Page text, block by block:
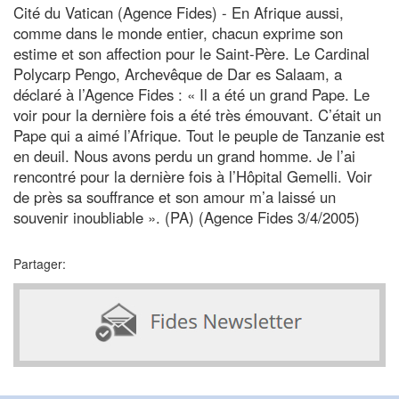
Cité du Vatican (Agence Fides) - En Afrique aussi,
comme dans le monde entier, chacun exprime son
estime et son affection pour le Saint-Père. Le Cardinal
Polycarp Pengo, Archevêque de Dar es Salaam, a
déclaré à l’Agence Fides : « Il a été un grand Pape. Le
voir pour la dernière fois a été très émouvant. C’était un
Pape qui a aimé l’Afrique. Tout le peuple de Tanzanie est
en deuil. Nous avons perdu un grand homme. Je l’ai
rencontré pour la dernière fois à l’Hôpital Gemelli. Voir
de près sa souffrance et son amour m’a laissé un
souvenir inoubliable ». (PA) (Agence Fides 3/4/2005)
Partager: